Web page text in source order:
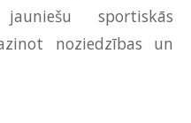
sportiskās
noziedzības un